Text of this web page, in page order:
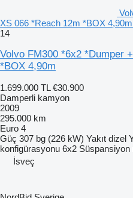
XS 066 *Reach 12m *BOX
14
Volvo FM300 *6x2 *Dumper
*BOX 4,90m
1.699.000 TL €30.900
Damperli kamyon
2009
295.000 km
Euro 4
Güç 307 bg (226 kW) Yakıt dizel
konfigürasyonu 6x2 Süspansiyon
İsveç